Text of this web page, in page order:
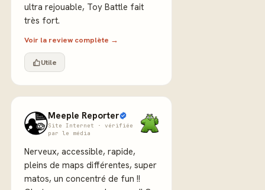
ultra rejouable, Toy Battle fait
très fort.
Voir la review complète →
Utile
Meeple Reporter
Site Internet · vérifiée
par le média
Nerveux, accessible, rapide,
pleins de maps différentes, super
matos, un concentré de fun !!